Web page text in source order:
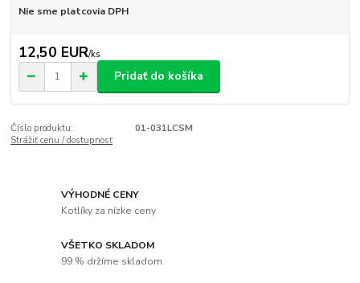
Nie sme platcovia DPH
12,50 EUR/ks
Pridať do košíka
Číslo produktu:
01-031LCSM
Strážiť cenu / dostupnosť
VÝHODNÉ CENY
Kotlíky za nízke ceny
VŠETKO SKLADOM
99 % držíme skladom